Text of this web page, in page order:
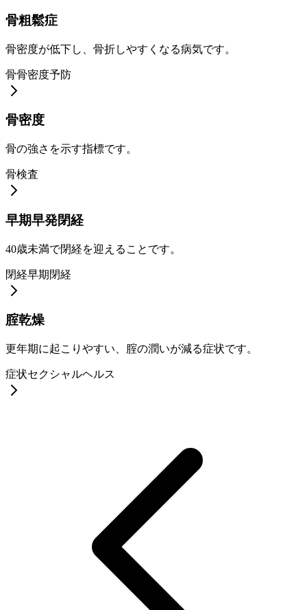
骨粗鬆症
骨密度が低下し、骨折しやすくなる病気です。
骨骨密度予防
骨密度
骨の強さを示す指標です。
骨検査
早期早発閉経
40歳未満で閉経を迎えることです。
閉経早期閉経
腟乾燥
更年期に起こりやすい、腟の潤いが減る症状です。
症状セクシャルヘルス